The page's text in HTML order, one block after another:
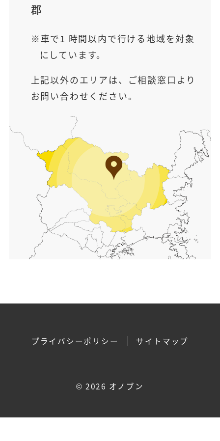
郡
車で1 時間以内で行ける地域を対象
にしています。
上記以外のエリアは、ご相談窓口より
お問い合わせください。
プライバシーポリシー サイトマップ
© 2026 オノブン